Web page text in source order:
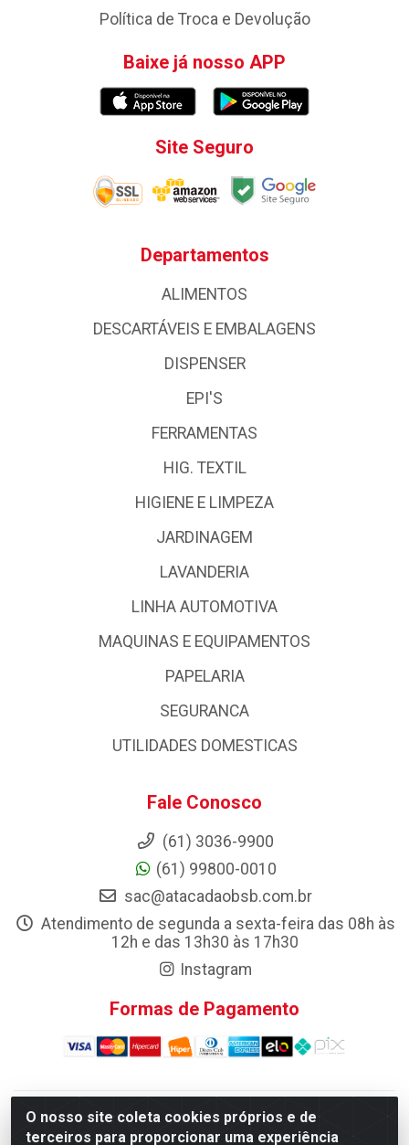
O nosso site coleta cookies próprios e de
terceiros para proporcionar uma experiência
Política de Troca e Devolução
Baixe já nosso APP
Site Seguro
Departamentos
ALIMENTOS
DESCARTÁVEIS E EMBALAGENS
DISPENSER
EPI'S
FERRAMENTAS
HIG. TEXTIL
HIGIENE E LIMPEZA
JARDINAGEM
LAVANDERIA
LINHA AUTOMOTIVA
MAQUINAS E EQUIPAMENTOS
PAPELARIA
SEGURANCA
UTILIDADES DOMESTICAS
Fale Conosco
(61) 3036-9900
(61) 99800-0010
sac@atacadaobsb.com.br
Atendimento de segunda a sexta-feira das 08h às
12h e das 13h30 às 17h30
Instagram
Formas de Pagamento
Atacadao da Limpeza F. Pereira Queiroz Comercio e
Distribuicao LTDA - Quadra Qi 10 Lotes 39 e, 41 - Setor